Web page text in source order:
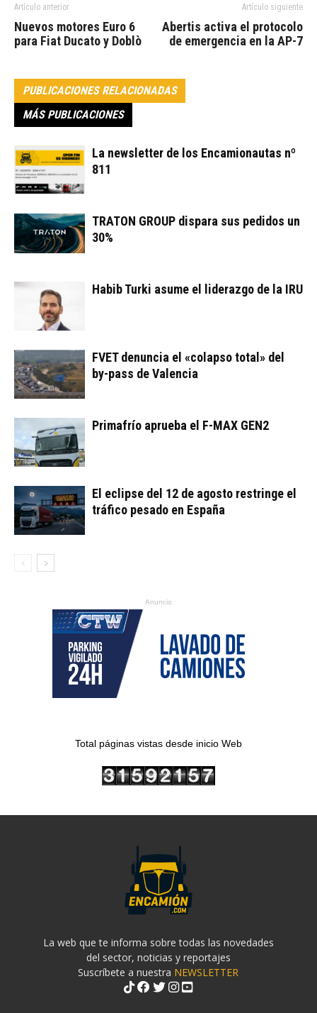
Artículo anterior
Nuevos motores Euro 6
para Fiat Ducato y Doblò
Artículo siguiente
Abertis activa el protocolo
de emergencia en la AP-7
PUBLICACIONES RELACIONADAS
MÁS PUBLICACIONES
La newsletter de los Encamionautas nº
811
TRATON GROUP dispara sus pedidos un
30%
Habib Turki asume el liderazgo de la IRU
FVET denuncia el «colapso total» del
by-pass de Valencia
Primafrío aprueba el F-MAX GEN2
El eclipse del 12 de agosto restringe el
tráfico pesado en España
Anuncio
Total páginas vistas desde inicio Web
La web que te informa sobre todas las novedades
del sector, noticias y reportajes
Suscríbete a nuestra NEWSLETTER